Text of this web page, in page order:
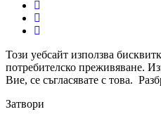
Този уебсайт използва
потребителско преживяване.
Вие, се съгласявате с това.
Затвори